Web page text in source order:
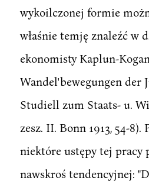
wykoilczonej formie
właśnie temję znaleźć w
ekonomisty Kaplun-
Wandel'bewegungen der
Studiell zum Staats- u.
zesz. II. Bonn 1913, 54-8).
niektóre ustępy tej pracy
nawskroś tendencyjnej: